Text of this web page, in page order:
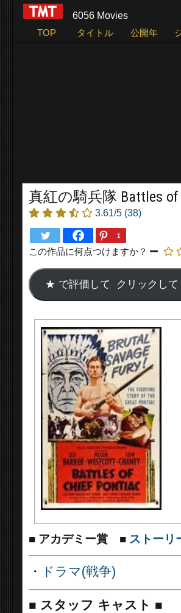
6056 Movies
TOP
タイトル 公開年
真紅の騎兵隊 Battles of
3.61/5 (38)
1
この作品に何点つけますか？
■ アカデミー賞 ■ ストーリ
・ ドラマ(戦争)
■ スタッフ キャスト ■